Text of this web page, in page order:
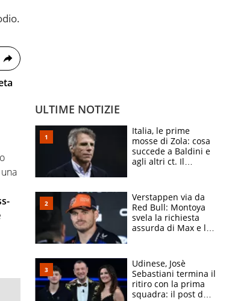
ULTIME NOTIZIE
Italia, le prime
mosse di Zola: cosa
succede a Baldini e
agli altri ct. Il
azzurri
Verstappen via da
Red Bull: Montoya
svela la richiesta
assurda di Max e lo
McLaren siano
meglio?”
Udinese, Josè
Sebastiani termina il
ritiro con la prima
squadra: il post del